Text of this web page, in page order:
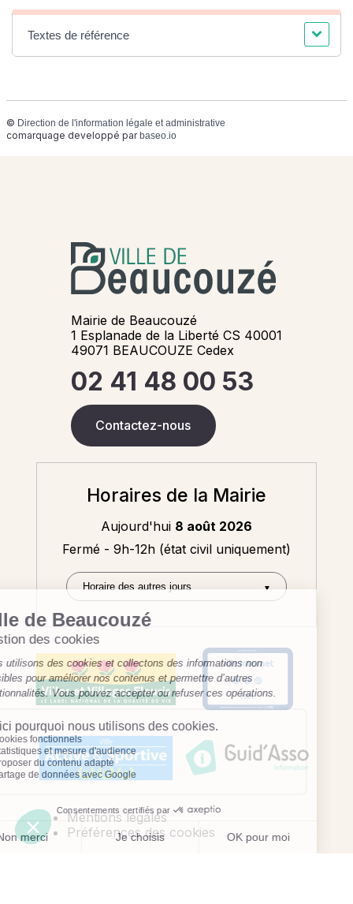
Textes de référence
© Direction de l'information légale et administrative
comarquage developpé par baseo.io
Mairie de Beaucouzé
1 Esplanade de la Liberté CS 40001
49071 BEAUCOUZE Cedex
02 41 48 00 53
Contactez-nous
Horaires de la Mairie
Aujourd'hui 8 août 2026
Fermé - 9h-12h (état civil uniquement)
Mentions légales
Préférences des cookies